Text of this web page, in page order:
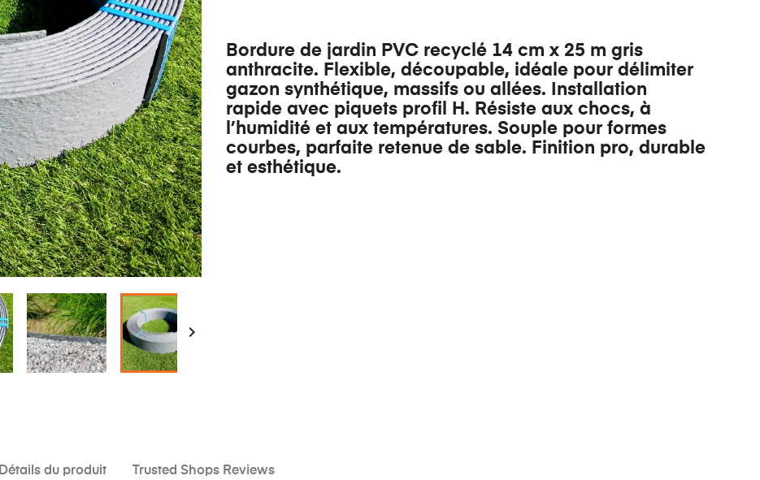

Bordure de jardin PVC recyclé 14 cm x 25 m gris
anthracite. Flexible, découpable, idéale pour délimiter
gazon synthétique, massifs ou allées. Installation
rapide avec piquets profil H. Résiste aux chocs, à
l’humidité et aux températures. Souple pour formes
courbes, parfaite retenue de sable. Finition pro, durable
et esthétique.
Détails du produit Trusted Shops Reviews